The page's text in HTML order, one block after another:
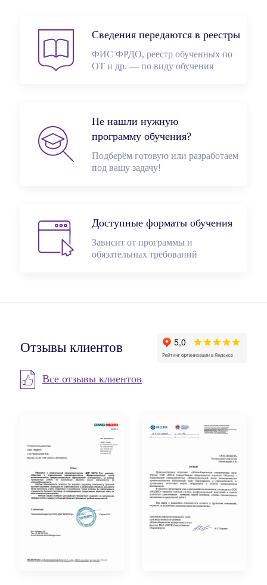
Сведения передаются в реестры
ФИС ФРДО, реестр обученных по
ОТ и др. — по виду обучения
Не нашли нужную
программу обучения?
Подберём готовую или разработаем
под вашу задачу!
Доступные форматы обучения
Зависит от программы и
обязательных требований
Отзывы клиентов
Все отзывы клиентов